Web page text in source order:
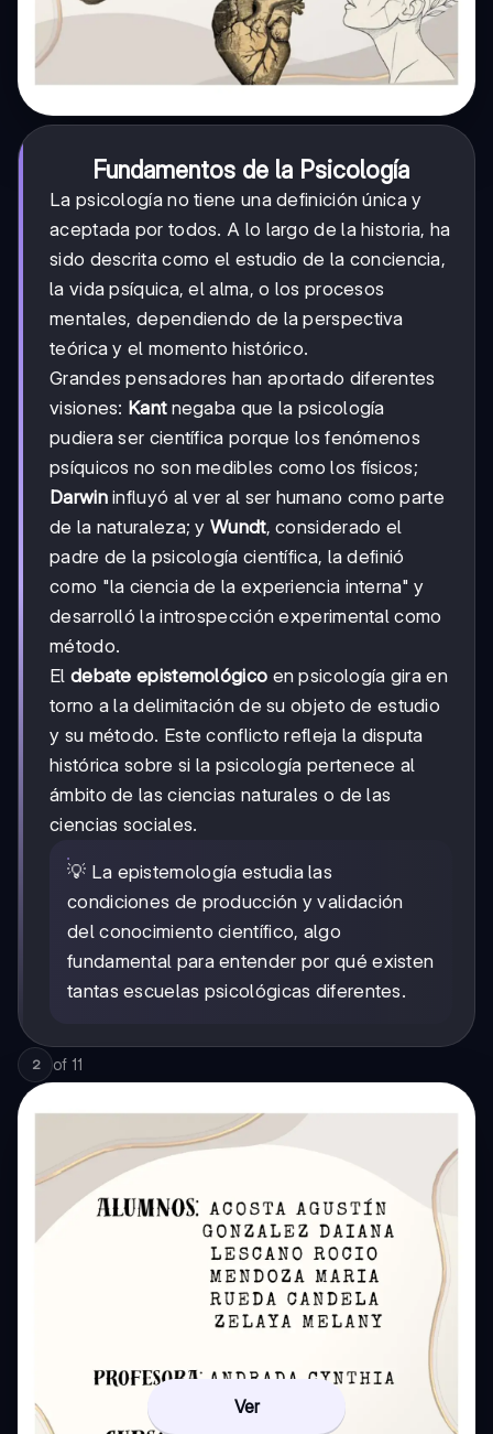
Fundamentos de la Psicología
La psicología no tiene una definición única y
aceptada por todos. A lo largo de la historia, ha
sido descrita como el estudio de la conciencia,
la vida psíquica, el alma, o los procesos
mentales, dependiendo de la perspectiva
teórica y el momento histórico.
Grandes pensadores han aportado diferentes
visiones: Kantnegaba que la psicología
pudiera ser científica porque los fenómenos
psíquicos no son medibles como los físicos;
Darwininfluyó al ver al ser humano como parte
de la naturaleza; yWundt, considerado el
padre de la psicología científica, la definió
como "la ciencia de la experiencia interna" y
desarrolló la introspección experimental como
método.
El debate epistemológico en psicología gira en
torno a la delimitación de su objeto de estudio
y su método. Este conflicto refleja la disputa
histórica sobre si la psicología pertenece al
ámbito de las ciencias naturales o de las
ciencias sociales.
💡 La epistemología estudia las
condiciones de producción y validación
del conocimiento científico, algo
fundamental para entender por qué existen
tantas escuelas psicológicas diferentes.
2 of 11
Ver